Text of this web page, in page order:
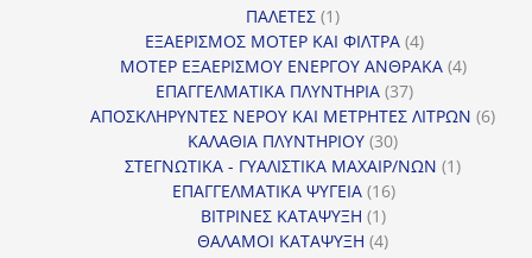
ΠΑΛΕΤΕΣ 11
προϊόν
ΕΞΑΕΡΙΣΜΟΣ ΜΟΤΕΡ ΚΑΙ ΦΙΛΤΡΑ 44
προϊόντα
ΜΟΤΕΡ ΕΞΑΕΡΙΣΜΟΥ ΕΝΕΡΓΟΥ ΑΝΘΡΑΚΑ 44
ΕΠΑΓΓΕΛΜΑΤΙΚΑ ΠΛΥΝΤΗΡΙΑ 3737
προϊόντα
ΑΠΟΣΚΛΗΡΥΝΤΕΣ ΝΕΡΟΥ ΚΑΙ ΜΕΤΡΗΤΕΣ ΛΙΤΡΩΝ 66
ΚΑΛΑΘΙΑ ΠΛΥΝΤΗΡΙΟΥ 3030
προϊόντα
ΣΤΕΓΝΩΤΙΚΑ - ΓΥΑΛΙΣΤΙΚΑ ΜΑΧΑΙΡ/ΝΩΝ 11
ΕΠΑΓΓΕΛΜΑΤΙΚΑ ΨΥΓΕΙΑ 1616
ΒΙΤΡΙΝΕΣ ΚΑΤΑΨΥΞΗ 11
προϊόν
ΘΑΛΑΜΟΙ ΚΑΤΑΨΥΞΗ 44